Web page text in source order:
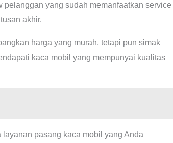
yang sudah memanfaatkan service
akhir.
harga yang murah, tetapi pun simak
kaca mobil yang mempunyai kualitas
pasang kaca mobil yang Anda